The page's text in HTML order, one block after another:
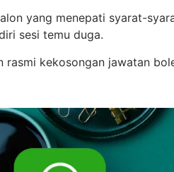
yang menepati syarat-
sesi temu duga.
rasmi kekosongan jawatan